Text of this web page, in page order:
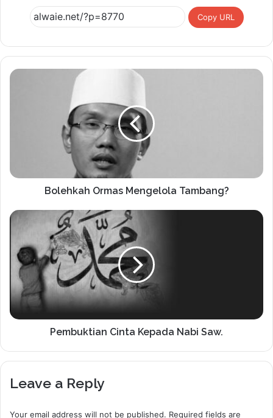
Copy URL
Bolehkah Ormas Mengelola Tambang?
Pembuktian Cinta Kepada Nabi Saw.
Leave a Reply
Your email address will not be published. Required fields are